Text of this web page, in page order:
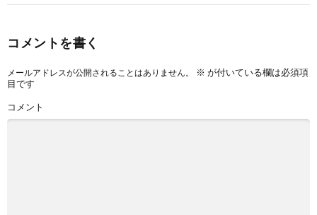
コメントを書く
メールアドレスが公開されることはありません。 ※ が付いている欄は必須項
目です
コメント